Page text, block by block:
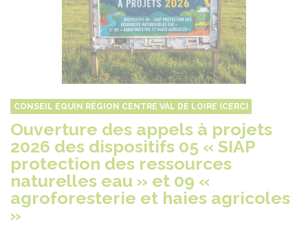
CONSEIL EQUIN RÉGION CENTRE VAL DE LOIRE (CERC)
Ouverture des appels à projets
2026 des dispositifs 05 « SIAP
protection des ressources
naturelles eau » et 09 «
agroforesterie et haies agricoles
»